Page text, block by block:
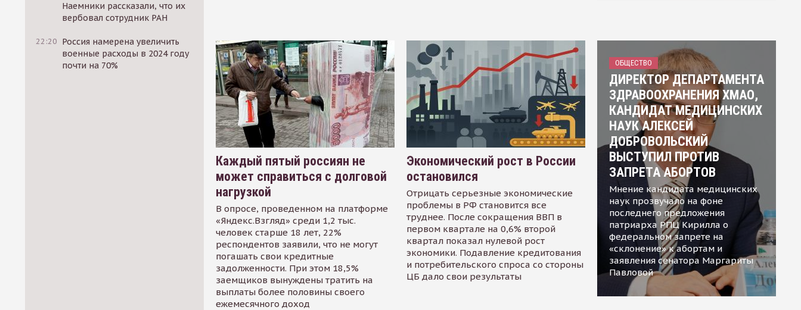
Наемники рассказали, что их
вербовал сотрудник РАН
22:20 Россия намерена увеличить
военные расходы в 2024 году
почти на 70%
Каждый пятый россиян не
может справиться с долговой
нагрузкой
В опросе, проведенном на платформе
«Яндекс.Взгляд» среди 1,2 тыс.
человек старше 18 лет, 22%
респондентов заявили, что не могут
погашать свои кредитные
задолженности. При этом 18,5%
заемщиков вынуждены тратить на
выплаты более половины своего
ежемесячного доход
Экономический рост в России
остановился
Отрицать серьезные экономические
проблемы в РФ становится все
труднее. После сокращения ВВП в
первом квартале на 0,6% второй
квартал показал нулевой рост
экономики. Подавление кредитования
и потребительского спроса со стороны
ЦБ дало свои результаты
ОБЩЕСТВО
ДИРЕКТОР ДЕПАРТАМЕНТА
ЗДРАВООХРАНЕНИЯ ХМАО,
КАНДИДАТ МЕДИЦИНСКИХ
НАУК АЛЕКСЕЙ
ДОБРОВОЛЬСКИЙ
ВЫСТУПИЛ ПРОТИВ
ЗАПРЕТА АБОРТОВ
Мнение кандидата медицинских
наук прозвучало на фоне
последнего предложения
патриарха РПЦ Кирилла о
федеральном запрете на
«склонение» к абортам и
заявления сенатора Маргариты
Павловой